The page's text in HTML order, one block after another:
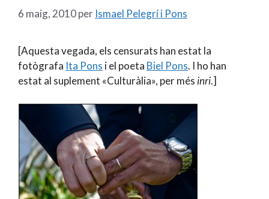
6 maig, 2010per Ismael Pelegrí i Pons
[Aquesta vegada, els censurats han estat la
fotògrafa Ita Pons i el poeta Biel Pons. I ho han
estat al suplement «Culturàlia», per més inri.]